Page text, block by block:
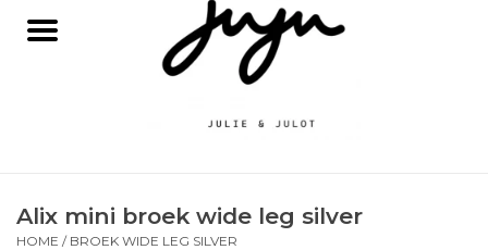
Kledij jongens
Schoenen
Alix mini broek wide leg silver
HOME / BROEK WIDE LEG SILVER